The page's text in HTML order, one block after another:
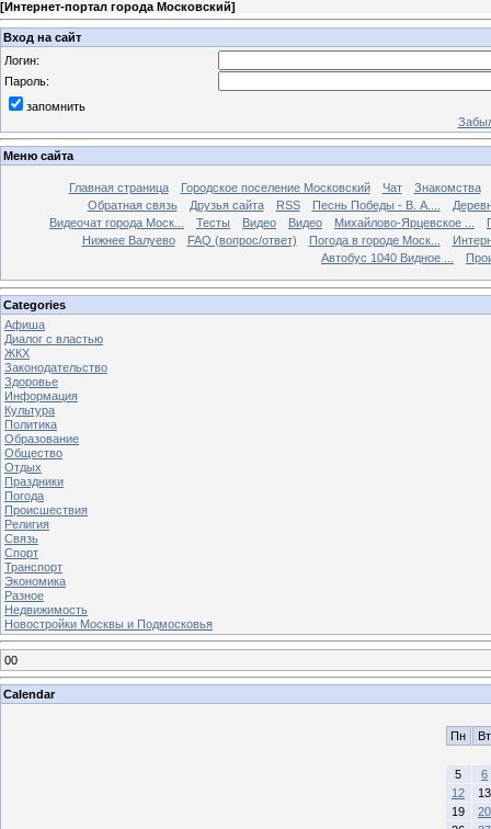
[Интернет-портал города Московский]
Вход на сайт
Логин:
Пароль:
запомнить
Меню сайта
Главная страница Городское поселение Московский Чат
Знакомства
Обратная связь
Друзья сайта RSS Песнь Победы - В. А....
Видеочат города Моск...
Тесты Видео Видео Михайлово-Ярцевское ...
Нижнее Валуево
FAQ (вопрос/ответ) Погода в городе Моск...
Автобус 1040 Видное ...
Categories
Афиша
Диалог с властью
ЖКХ
Законодательство
Здоровье
Информация
Культура
Политика
Образование
Общество
Отдых
Праздники
Погода
Происшествия
Религия
Связь
Спорт
Транспорт
Экономика
Разное
Недвижимость
Новостройки Москвы и Подмосковья
00
Calendar
Пн Вт
5
6
12
13
19
20